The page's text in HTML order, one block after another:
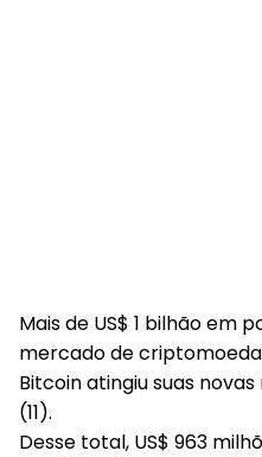
Mais de US$ 1 bilhão em
mercado de
Bitcoin atingiu suas
(11).
Desse total, US$ 963